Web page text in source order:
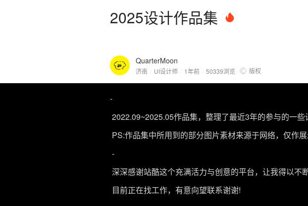
2025设计作品集
QuarterMoon
济南 UI设计师 1年前 50339浏览 版权
-
2022.09~2025.05作品集，整理了最近3年的参与的一些
PS:作品集中所用到的部分图片素材来源于网络，仅作
-
深深感谢站酷这个充满活力与创意的平台，让我得以不
目前正在找工作，有意向望联系谢谢!